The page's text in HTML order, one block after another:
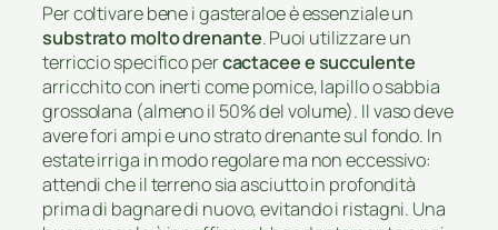
Per coltivare bene i gasteraloe è essenziale un
substrato molto drenante. Puoi utilizzare un
terriccio specifico percactacee e succulente
arricchito con inerti come pomice, lapillo o sabbia
grossolana (almeno il 50% del volume). Il vaso deve
avere fori ampi e uno strato drenante sul fondo. In
estate irriga in modo regolare ma non eccessivo:
attendi che il terreno sia asciutto in profondità
prima di bagnare di nuovo, evitando i ristagni. Una